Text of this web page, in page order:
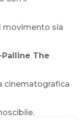
movimento sia
The
cinematografica